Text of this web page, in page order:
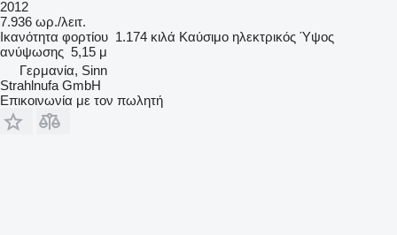
2012
7.936 ωρ./λειτ.
Ικανότητα φορτίου 1.174 κιλά Καύσιμο ηλεκτρικός Ύψος
ανύψωσης 5,15 μ
Γερμανία, Sinn
Strahlnufa GmbH
Επικοινωνία με τον πωλητή